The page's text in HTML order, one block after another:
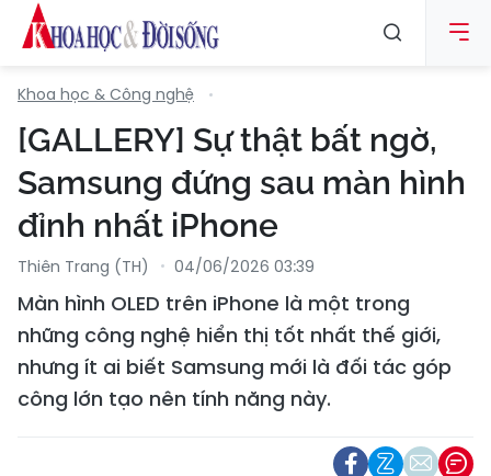
Khoa học & Công nghệ
[GALLERY] Sự thật bất ngờ,
Samsung đứng sau màn hình
đỉnh nhất iPhone
Thiên Trang (TH) 04/06/2026 03:39
Màn hình OLED trên iPhone là một trong
những công nghệ hiển thị tốt nhất thế giới,
nhưng ít ai biết Samsung mới là đối tác góp
công lớn tạo nên tính năng này.